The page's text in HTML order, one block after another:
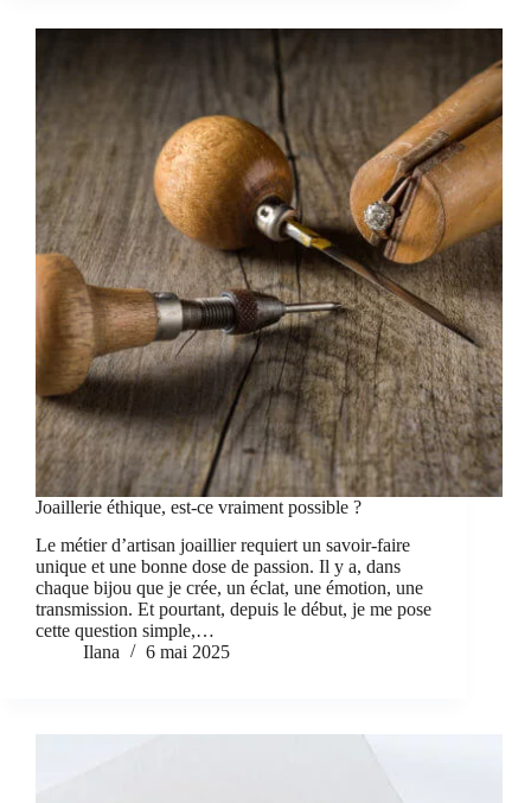
Joaillerie éthique, est-ce vraiment possible ?
Le métier d’artisan joaillier requiert un savoir-faire
unique et une bonne dose de passion. Il y a, dans
chaque bijou que je crée, un éclat, une émotion, une
transmission. Et pourtant, depuis le début, je me pose
cette question simple,…
Ilana
6 mai 2025